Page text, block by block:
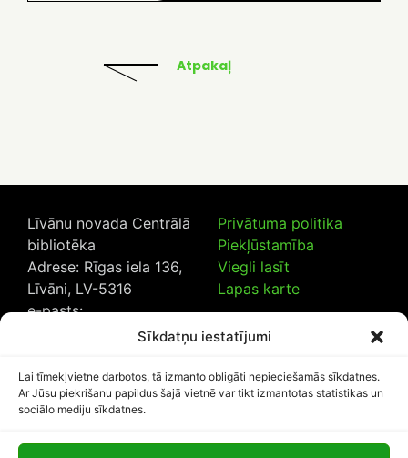
Sīkdatņu iestatījumi
Lai tīmekļvietne darbotos, tā izmanto obligāti nepieciešamās sīkdatnes.
Ar Jūsu piekrišanu papildus šajā vietnē var tikt izmantotas statistikas un
sociālo mediju sīkdatnes.
Atpakaļ
Līvānu novada Centrālā
bibliotēka
Adrese: Rīgas iela 136,
Līvāni, LV-5316
e-pasts:
20230925
Privātuma politika
Piekļūstamība
Viegli lasīt
Lapas karte